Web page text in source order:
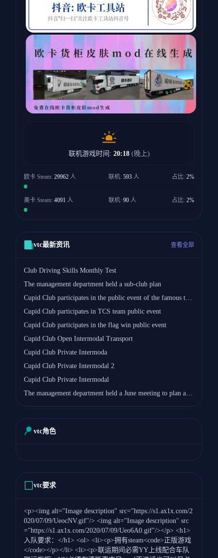
联机游戏时间: 20:18 (晚上)
欧卡 Steam: 29962 人 联机: 593 人 占比: 2%
美卡 Steam: 4091 人 联机: 90 人 占比: 2%
vtc最新资讯 查看全部
Club Driving Skills Monthly Test
The management department held a sub-club plan
Cupid Club participates in TCS team public event
Cupid Club participates in the flag win public event
Cupid Club Open Intermodal Transport
Cupid Club Private Intermoda
Cupid Club Private Intermodal 2
Cupid Club Private Intermodal
vtc角色
vtc要求
<p><img alt="Image description" src="https://s1.ax1x.com/2
020/07/09/UeocNV.gif"/> <img alt="Image description" src
="https://s1.ax1x.com/2020/07/09/Ueo6A0.gif"/></p> <h1>
入队要求：</h1> <ol> <li><p>拥有steam<code>正版游戏
</code></p></li> <li><p>联运期间必需YY上线配合车队